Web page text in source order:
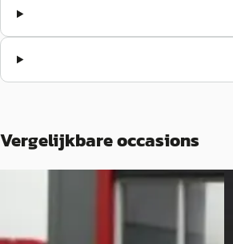
Vergelijkbare occasions
2018
/AUTOMAAT